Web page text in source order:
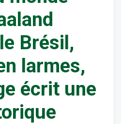
Brésil,
larmes,
écrit une